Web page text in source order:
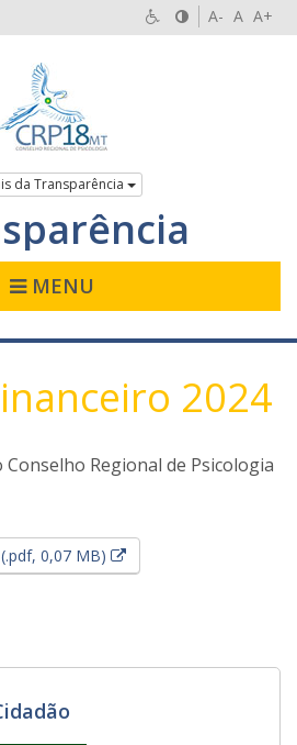
A- A A+
da Transparência
MENU
2024
Regional de Psicologia
0,07 MB) Esse link abrirá em